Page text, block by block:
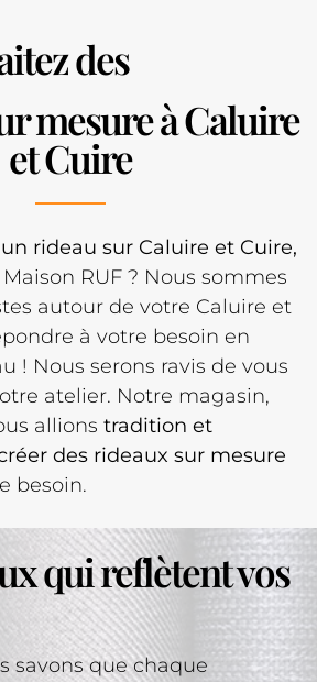
des
mesure à Caluire
et Cuire
rideau sur Caluire et Cuire,
RUF ? Nous sommes
autour de votre Caluire et
à votre besoin en
! Nous serons ravis de vous
atelier. Notre magasin,
allions tradition et
des rideaux sur mesure
besoin.
qui reflètent vos
savons que chaque